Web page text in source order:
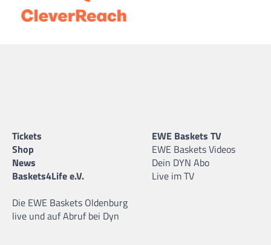
Tickets
Shop
News
Baskets4Life e.V.
Die EWE Baskets Oldenburg
live und auf Abruf bei Dyn
EWE Baskets TV
EWE Baskets Videos
Dein DYN Abo
Live im TV